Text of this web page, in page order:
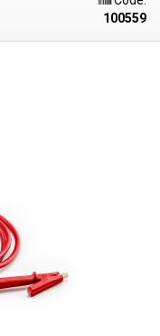
100559